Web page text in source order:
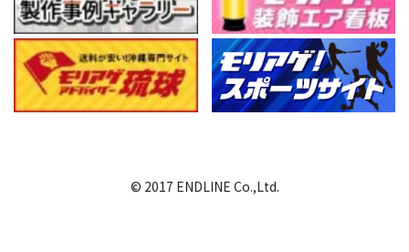
© 2017 ENDLINE Co.,Ltd.